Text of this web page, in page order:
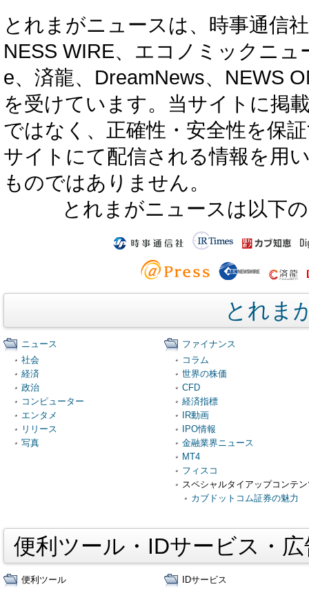
とれまがニュースは、時事通信
NESS WIRE、エコノミックニ
e、済龍、DreamNews、NEWS
を受けています。当サイトに掲
ではなく、正確性・安全性を保
サイトにて配信される情報を用
ものではありません。
とれまがニュースは以下
とれま
ニュース
社会
経済
政治
コンピューター
エンタメ
リリース
写真
ファイナンス
コラム
世界の株価
CFD
経済指標
IR動画
IPO情報
金融業界ニュース
MT4
フィスコ
スペシャルタイアップコンテ
カブドットコム証券の魅力
便利ツール・IDサービス・
便利ツール
IDサービス